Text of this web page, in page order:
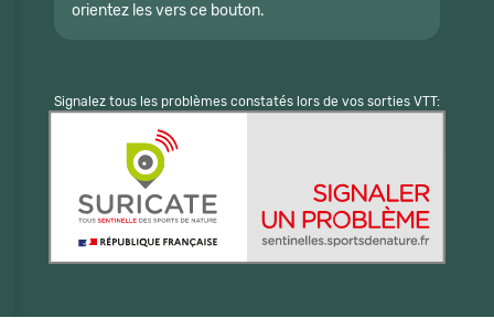
orientez les vers ce bouton.
Signalez tous les problèmes constatés lors de vos sorties VTT: